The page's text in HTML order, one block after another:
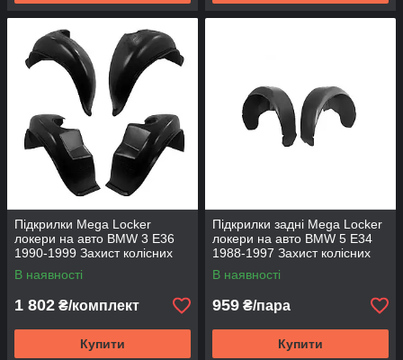
Підкрилки Mega Locker
локери на авто BMW 3 E36
1990-1999 Захист колісних
арок Локери БМВ 3 серії Е36
В наявності
1 802 ₴/комплект
Купити
Підкрилки задні Mega Locker
локери на авто BMW 5 E34
1988-1997 Захист колісних
арок Локери БМВ 5 серії Е34
В наявності
959 ₴/пара
Купити